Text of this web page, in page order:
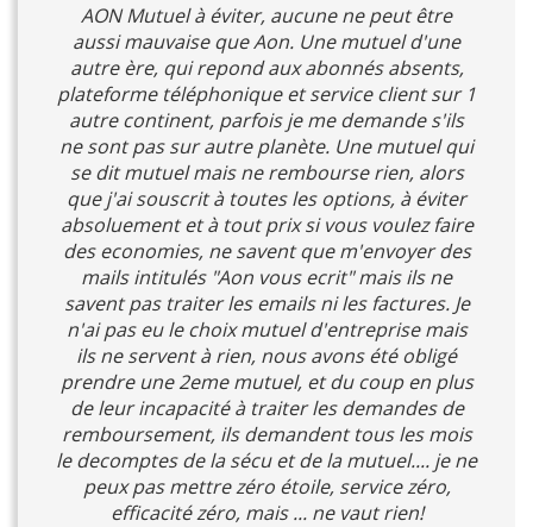
AON Mutuel à éviter, aucune ne peut être
aussi mauvaise que Aon. Une mutuel d'une
autre ère, qui repond aux abonnés absents,
plateforme téléphonique et service client sur 1
autre continent, parfois je me demande s'ils
ne sont pas sur autre planète. Une mutuel qui
se dit mutuel mais ne rembourse rien, alors
que j'ai souscrit à toutes les options, à éviter
absoluement et à tout prix si vous voulez faire
des economies, ne savent que m'envoyer des
mails intitulés "Aon vous ecrit" mais ils ne
savent pas traiter les emails ni les factures. Je
n'ai pas eu le choix mutuel d'entreprise mais
ils ne servent à rien, nous avons été obligé
prendre une 2eme mutuel, et du coup en plus
de leur incapacité à traiter les demandes de
remboursement, ils demandent tous les mois
le decomptes de la sécu et de la mutuel.... je ne
peux pas mettre zéro étoile, service zéro,
efficacité zéro, mais ... ne vaut rien!